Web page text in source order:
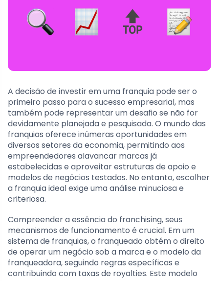
A decisão de investir em uma franquia pode ser o
primeiro passo para o sucesso empresarial, mas
também pode representar um desafio se não for
devidamente planejada e pesquisada. O mundo das
franquias oferece inúmeras oportunidades em
diversos setores da economia, permitindo aos
empreendedores alavancar marcas já
estabelecidas e aproveitar estruturas de apoio e
modelos de negócios testados. No entanto, escolher
a franquia ideal exige uma análise minuciosa e
criteriosa.
Compreender a essência do franchising, seus
mecanismos de funcionamento é crucial. Em um
sistema de franquias, o franqueado obtém o direito
de operar um negócio sob a marca e o modelo da
franqueadora, seguindo regras específicas e
contribuindo com taxas de royalties. Este modelo